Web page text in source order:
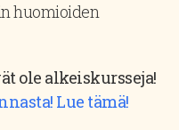
huomioiden
ole alkeiskursseja!
Lue tämä!